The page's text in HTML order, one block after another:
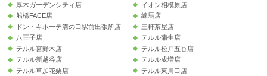
厚木ガーデンシティ店
イオン相模原店
船橋FACE店
練馬店
ドン・キホーテ溝の口駅前出張所店
三軒茶屋店
八王子店
テルル蒲生店
テルル宮野木店
テルル松戸五香店
テルル新越谷店
テルル成増店
テルル草加花栗店
テルル東川口店